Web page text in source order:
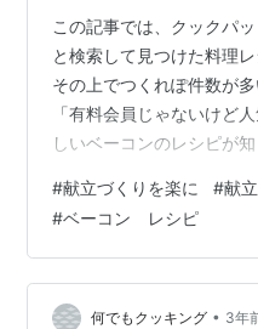
この記事では、クックパ
と検索して見つけた料理
その上でつくれぽ件数が
「有料会員じゃないけど
しいベーコンのレシピが
巻き ＜レシピ2＞簡単♪ ほ
＜レシピ3＞簡単＆低カ
レシピ4＞Ｐナッツバター
シピ5＞＊カロリーオフ♪
シピ6＞法蓮草とベーコン
#献立づくりを楽に #献
#ベーコン レシピ
何でもクッキング • 3年